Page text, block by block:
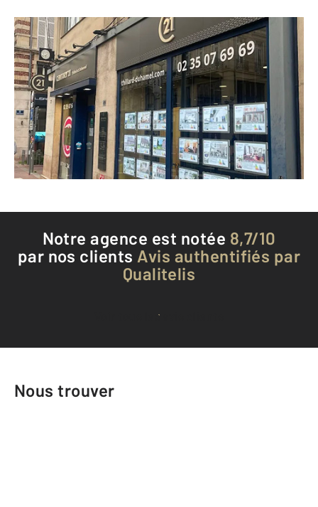
CENTURY 21 Thillard et Duhamel
57 rue Jeanne d'Arc
ROUEN - 76000
Envoyer un message
Téléphoner à l'agence
Notre agence est notée 8,7/10
par nos clients Avis authentifiés par
Qualitelis
Voir tous les avis clients
Nous trouver